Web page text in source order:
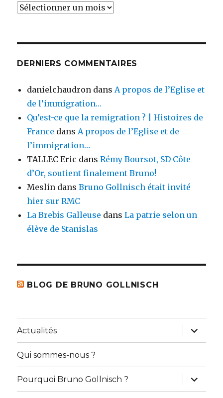
Archives
DERNIERS COMMENTAIRES
danielchaudron dansA propos de l’Eglise et
de l’immigration…
Qu’est-ce que la remigration ? | Histoires de
France dansA propos de l’Eglise et de
l’immigration…
TALLEC Eric dansRémy Boursot, SD Côte
d’Or, soutient finalement Bruno!
Meslin dansBruno Gollnisch était invité
hier sur RMC
La Brebis Galleuse dansLa patrie selon un
élève de Stanislas
BLOG DE BRUNO GOLLNISCH
Actualités
ouvrir
le
sous-
Qui sommes-nous ?
Pourquoi Bruno Gollnisch ?
ouvrir
le
sous-